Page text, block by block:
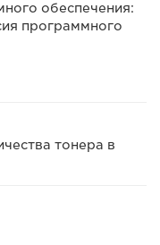
обеспечения:
программного
тонера в